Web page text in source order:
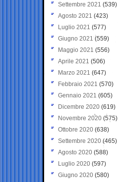
Settembre 2021 (539)
Agosto 2021 (423)
Luglio 2021 (577)
Giugno 2021(559)
Maggio 2021 (556)
Aprile 2021 (506)
Marzo 2021 (647)
Febbraio 2021 (570)
Gennaio 2021 (605)
Dicembre 2020 (619)
Novembre 2020 (575)
Ottobre 2020 (638)
Settembre 2020(465)
Agosto 2020 (588)
Luglio 2020 (597)
Giugno 2020 (580)